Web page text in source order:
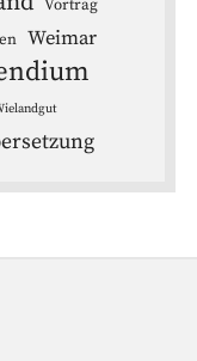
Vortrag
Weimar